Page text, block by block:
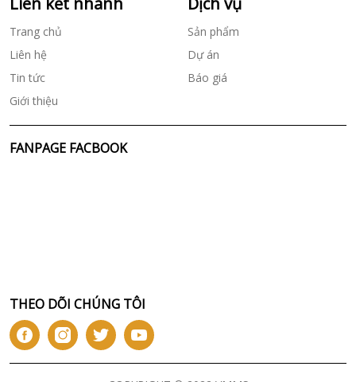
Trang chủ
Liên hệ
Tin tức
Giới thiệu
Sản phẩm
Dự án
Báo giá
FANPAGE FACBOOK
THEO DÕI CHÚNG TÔI